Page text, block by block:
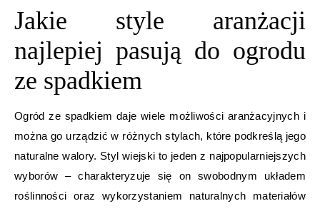
Jakie style aranżacji
najlepiej pasują do ogrodu
ze spadkiem
Ogród ze spadkiem daje wiele możliwości aranżacyjnych i
można go urządzić w różnych stylach, które podkreślą jego
naturalne walory. Styl wiejski to jeden z najpopularniejszych
wyborów – charakteryzuje się on swobodnym układem
roślinności oraz wykorzystaniem naturalnych materiałów